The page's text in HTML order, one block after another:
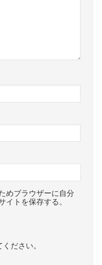
めブラウザーに自分
イトを保存する。
ださい。